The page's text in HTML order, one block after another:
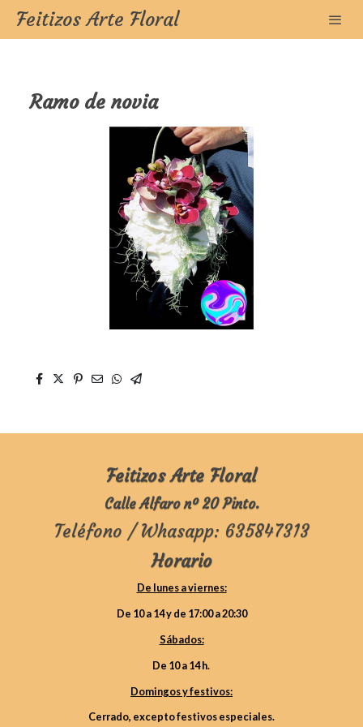
Feitizos Arte Floral
Ramo de novia
Feitizos Arte Floral
Calle Alfaro nº 20 Pinto.
Teléfono / Whasapp: 635847313
Horario
De lunes a viernes:
De 10 a 14 y de 17:00 a 20:30
Sábados:
De 10 a 14 h.
Domingos y festivos:
Cerrado, excepto festivos especiales.